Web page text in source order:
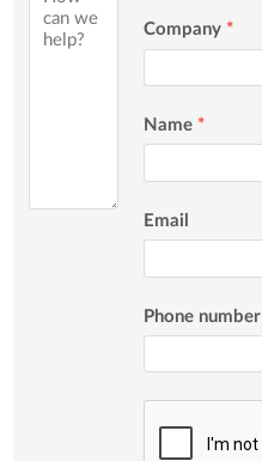
Company *
Name *
Email
Phone number